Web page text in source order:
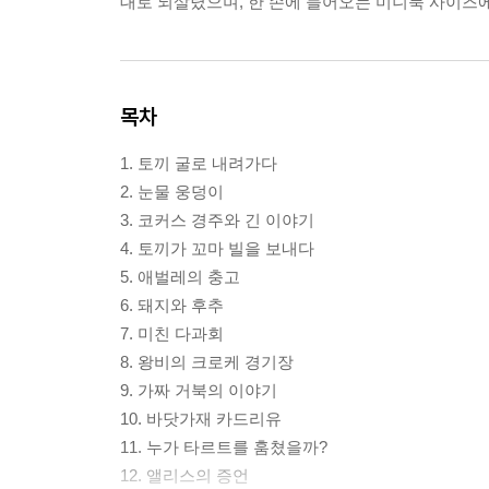
목차
1. 토끼 굴로 내려가다
2. 눈물 웅덩이
3. 코커스 경주와 긴 이야기
4. 토끼가 꼬마 빌을 보내다
5. 애벌레의 충고
6. 돼지와 후추
7. 미친 다과회
8. 왕비의 크로케 경기장
9. 가짜 거북의 이야기
10. 바닷가재 카드리유
11. 누가 타르트를 훔쳤을까?
12. 앨리스의 증언